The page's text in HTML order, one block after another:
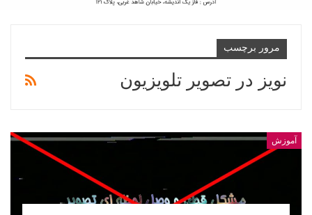
مرور برچسب
نویز در تصویر تلویزیون
آموزش